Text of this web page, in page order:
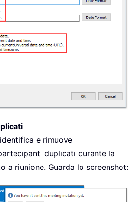
e rimuove
duplicati durante la
a riunione. Guarda lo screenshot: